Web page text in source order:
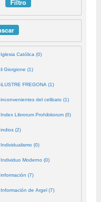
Iglesia Católica (0)
il Giorgione (1)
iLUSTRE FREGONA (1)
inconvenientes del celibato (1)
Index Librorum Prohibitorum (0)
indios (2)
Individualismo (0)
Individuo Moderno (0)
información (7)
Información de Argel (7)